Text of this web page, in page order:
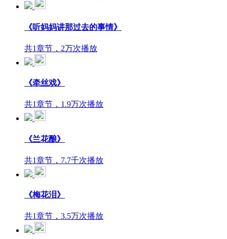
《听妈妈讲那过去的事情》
共1章节，2万次播放
《牵丝戏》
共1章节，1.9万次播放
《兰花酿》
共1章节，7.7千次播放
《梅花泪》
共1章节，3.5万次播放